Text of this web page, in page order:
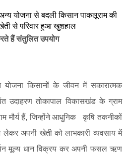
हैं संतुलित उपयोग
किसानों के जीवन में सकारात्मक
उदाहरण तोकापाल विकासखंड के ग्राम
मौर्य हैं, जिन्होंने आधुनिक कृषि तकनीकों
अपनी खेती को लाभकारी व्यवसाय में
मूल्य धान विक्रय कर अपनी फसल ऋण